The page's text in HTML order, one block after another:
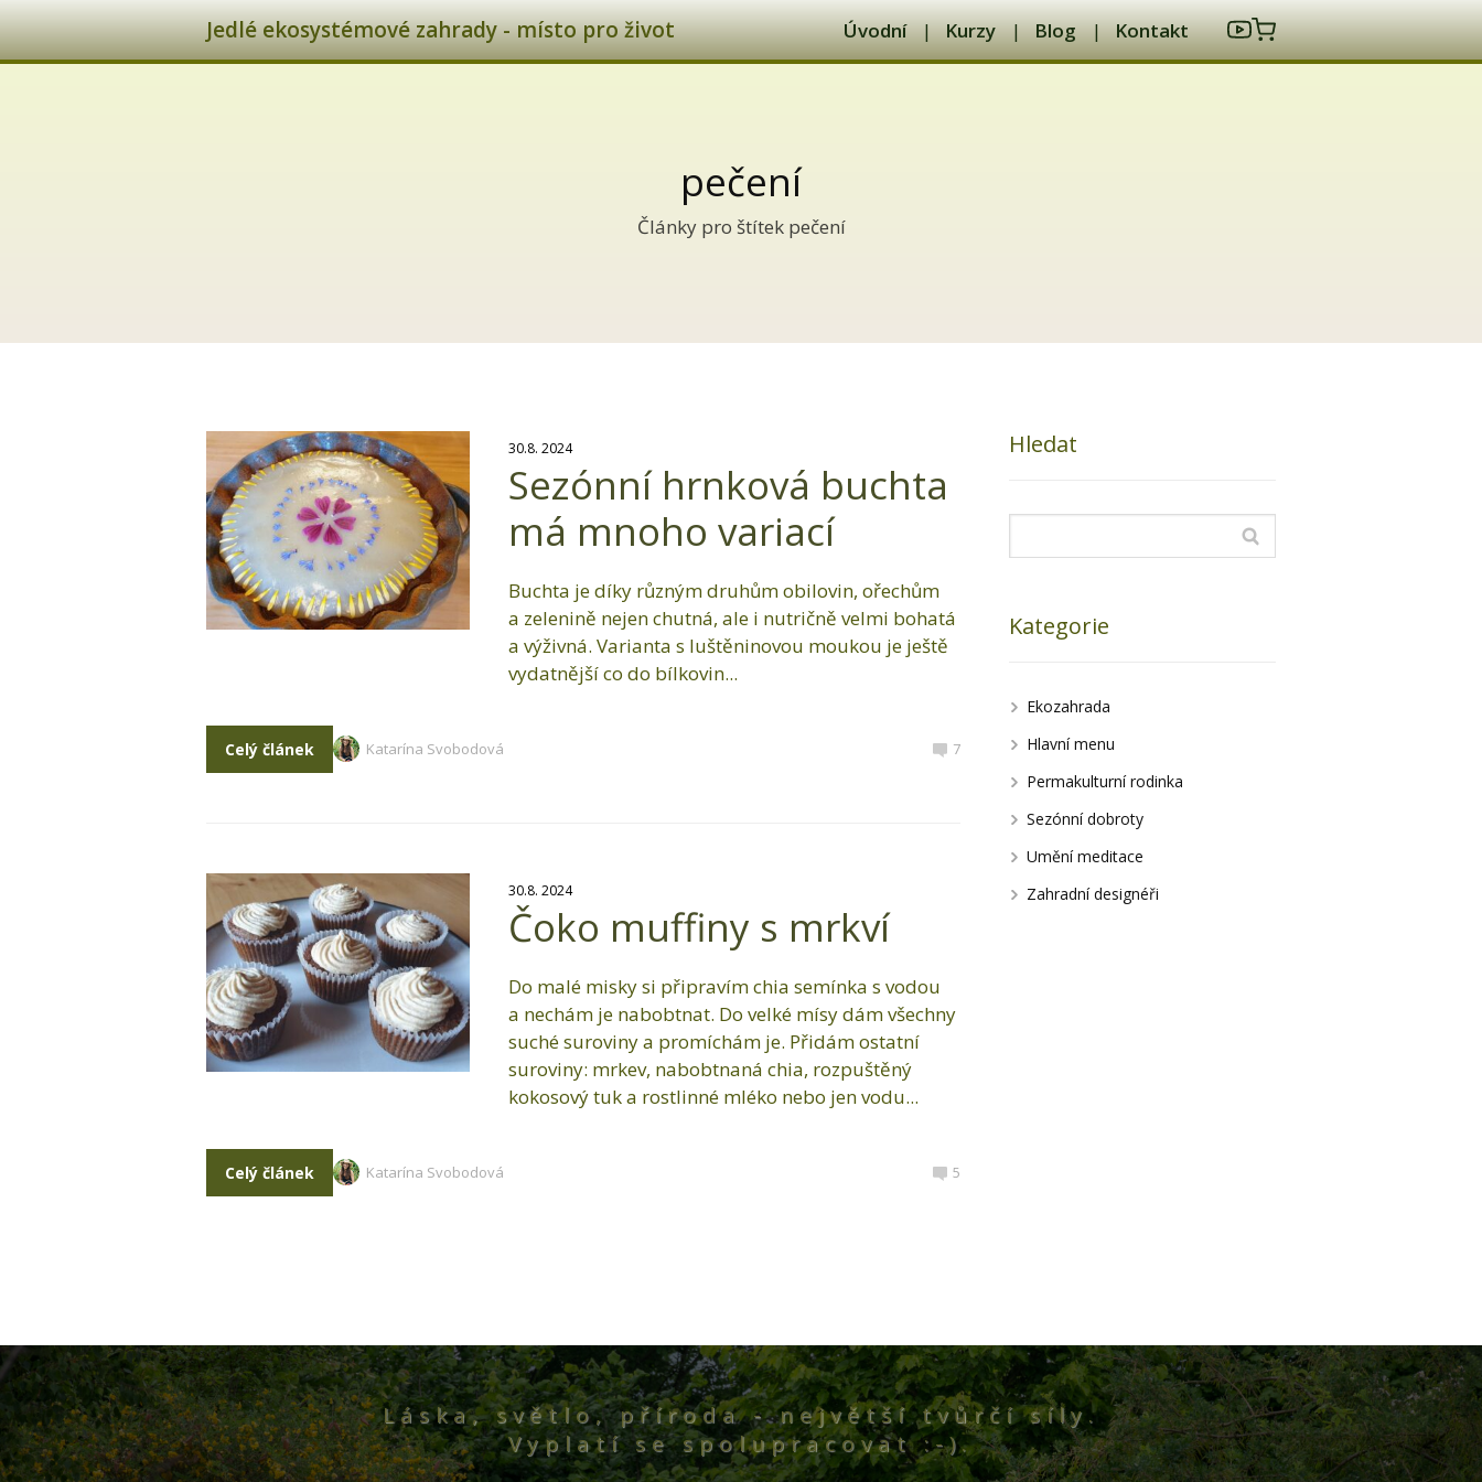
Jedlé ekosystémové zahrady - místo pro život Úvodní Kurzy Blog Kontakt
pečení
Články pro štítek pečení
30.8. 2024
Sezónní hrnková buchta
má mnoho variací
Buchta je díky různým druhům obilovin, ořechům
a zelenině nejen chutná, ale i nutričně velmi bohatá
a výživná. Varianta s luštěninovou moukou je ještě
vydatnější co do bílkovin...
Celý článek Katarína Svobodová 7
30.8. 2024
Čoko muffiny s mrkví
Do malé misky si připravím chia semínka s vodou
a nechám je nabobtnat. Do velké mísy dám všechny
suché suroviny a promíchám je. Přidám ostatní
suroviny: mrkev, nabobtnaná chia, rozpuštěný
kokosový tuk a rostlinné mléko nebo jen vodu...
Celý článek Katarína Svobodová 5
Hledat
Kategorie
Ekozahrada
Hlavní menu
Permakulturní rodinka
Sezónní dobroty
Umění meditace
Zahradní designéři
Láska, světlo, příroda - největší tvůrčí síly.
Vyplatí se spolupracovat :-).